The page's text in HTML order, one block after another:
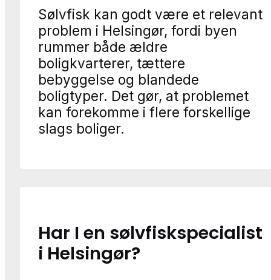
Sølvfisk kan godt være et relevant
problem i Helsingør, fordi byen
rummer både ældre
boligkvarterer, tættere
bebyggelse og blandede
boligtyper. Det gør, at problemet
kan forekomme i flere forskellige
slags boliger.
Har I en sølvfiskspecialist
i Helsingør?